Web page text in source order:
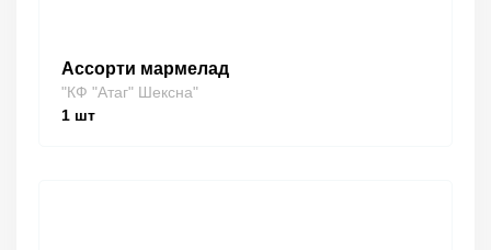
Ассорти мармелад
"КФ "Атаг" Шексна"
1 шт